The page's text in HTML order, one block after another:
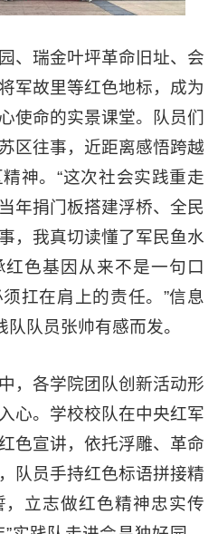
、瑞金叶坪革命旧址、会
军故里等红色地标，成为
使命的实景课堂。队员们
区往事，近距离感悟跨越
神。“这次社会实践重走
年捐门板搭建浮桥、全民
，我真切读懂了军民鱼水
色基因从来不是一句口
扛在肩上的责任。”信息
队队员张帅有感而发。
，各学院团队创新活动形
心。学校校队在中央红军
色宣讲，依托浮雕、革命
队员手持红色标语拼接精
立志做红色精神忠实传